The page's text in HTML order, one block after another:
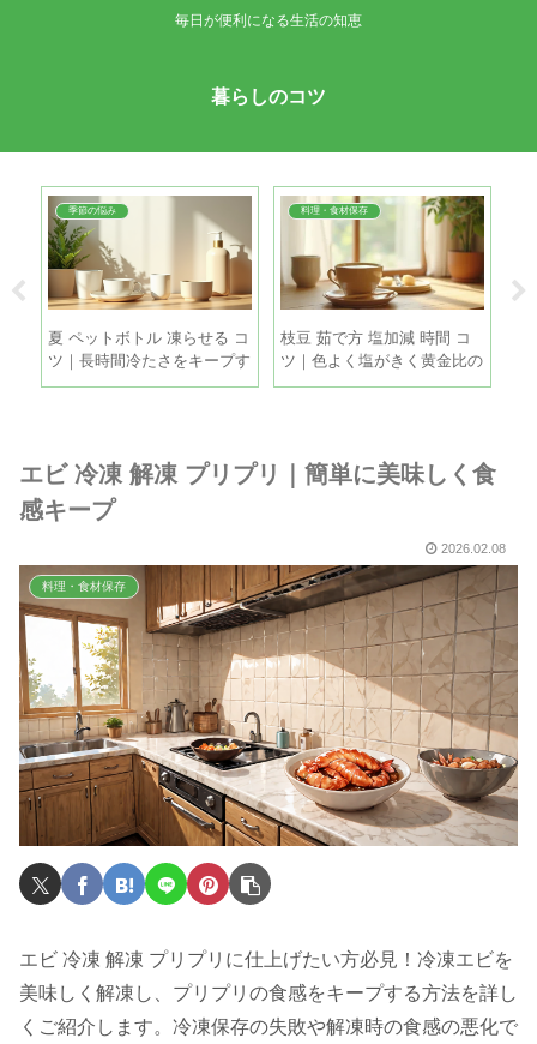
毎日が便利になる生活の知恵
暮らしのコツ
季節の悩み
夏 ペットボトル 凍らせる コ
ツ｜長時間冷たさをキープす
る5つの方法
料理・食材保存
枝豆 茹で方 塩加減 時間 コ
ツ｜色よく塩がきく黄金比の
手順
エビ 冷凍 解凍 プリプリ｜簡単に美味しく食
感キープ
2026.02.08
料理・食材保存
エビ 冷凍 解凍 プリプリに仕上げたい方必見！冷凍エビを
美味しく解凍し、プリプリの食感をキープする方法を詳し
くご紹介します。冷凍保存の失敗や解凍時の食感の悪化で